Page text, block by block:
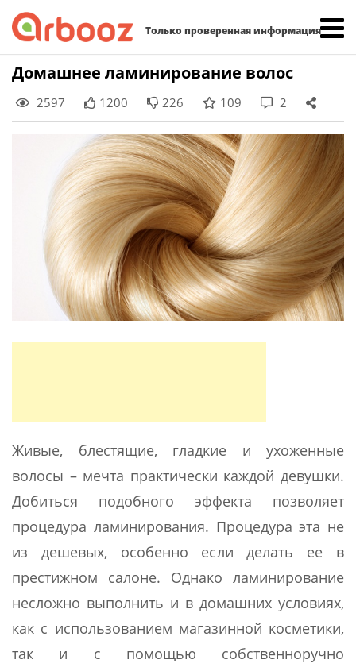
Только проверенная информация
Skip
to
content
Домашнее ламинирование волос
2597 1200 226 109 2
Живые, блестящие, гладкие и ухоженные
волосы – мечта практически каждой девушки.
Добиться подобного эффекта позволяет
процедура ламинирования. Процедура эта не
из дешевых, особенно если делать ее в
престижном салоне. Однако ламинирование
несложно выполнить и в домашних условиях,
как с использованием магазинной косметики,
так и с помощью собственноручно
Найти: